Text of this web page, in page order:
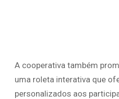
A cooperativa também
uma roleta interativa que
personalizados aos